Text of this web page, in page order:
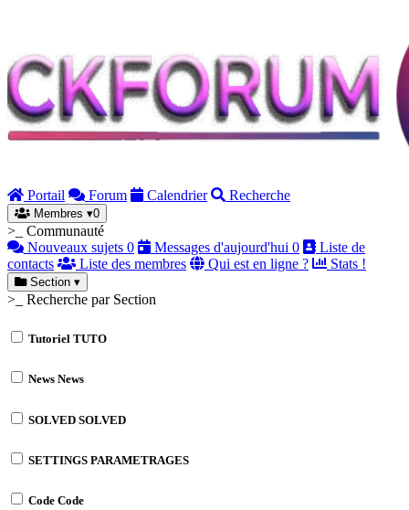
Portail Forum Calendrier Recherche
Membres ▾0
>_ Communauté
Nouveaux sujets 0 Messages d'aujourd'hui 0
Liste de
contacts
Liste des membres Qui est en ligne ? Stats !
Section ▾
>_ Recherche par Section
Tutoriel TUTO
News News
SOLVED SOLVED
SETTINGS PARAMETRAGES
Code Code